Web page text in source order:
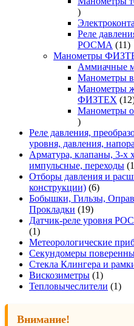
521
товар
Реле
РОСМА
1111
Манометры
Аммиачные
Манометры
Манометры
ФИЗТЕХ
12
Манометры
337
товаров
Реле давления,
уровня, давления,
Арматура, клапаны, 3-х
импульсные, переходы
Отборы давления и
конструкции) 66
товаров
Бобышки, Гильзы,
Прокладки
1919
товаров
Датчик-реле уровня
11
товар
Метеорологические
Секундомеры
Стекла Клингера и
Вискозиметры 11
товар
Тепловычеслители 11
Внимание!